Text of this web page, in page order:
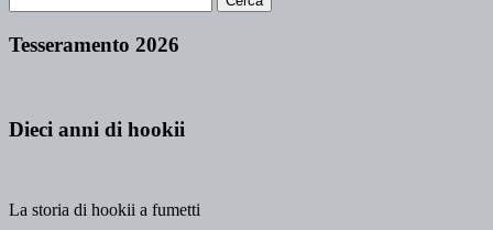
Tesseramento 2026
Dieci anni di hookii
La storia di hookii a fumetti